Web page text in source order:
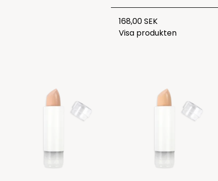
168,00 SEK
Visa produkten